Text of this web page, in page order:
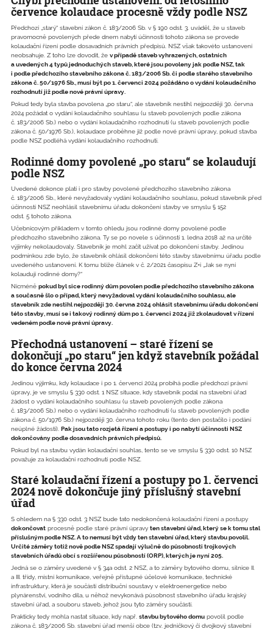
července kolaudace procesně vždy podle NSZ
Předchozí „starý“ stavební zákon č. 183/2006 Sb. v § 190 odst. 3. uváděl, že u staveb
pravomocně povolených přede dnem nabytí účinnosti tohoto zákona se provede
kolaudační řízení podle dosavadních právních předpisů. NSZ však takovéto ustanovení
neobsahuje. Z toho lze dovodit, že v případě staveb vyhrazených, ostatních
a uvedených 4 typů jednoduchých staveb, které jsou povoleny jak podle NSZ, tak
i podle předchozího stavebního zákona č. 183/2006 Sb. či podle starého stavebního
zákona č. 50/1976 Sb., musí být po 1. červenci 2024 požádáno o vydání kolaudačního
rozhodnutí již podle nové právní úpravy.
Pokud tedy byla stavba povolena „po staru“, ale stavebník nestihl nejpozději 30. června
2024 požádat o vydání kolaudačního souhlasu (u staveb povolených podle zákona
č. 183/2006 Sb.) nebo o vydání kolaudačního rozhodnutí (u staveb povolených podle
zákona č. 50/1976 Sb.), kolaudace proběhne již podle nové právní úpravy, pokud stavba
podle NSZ podléhá vydání kolaudačního rozhodnutí.
Rodinné domy povolené „po staru“ se kolaudují
podle NSZ
Uvedené dokonce platí i pro stavby povolené předchozího stavebního zákona
č. 183/2006 Sb., které nevyžadovaly vydání kolaudačního souhlasu, pokud stavebník před
účinností NSZ neohlásil stavebnímu úřadu dokončení stavby ve smyslu § 152
odst. 5 tohoto zákona.
Učebnicovým příkladem v tomto ohledu jsou rodinné domy povolené podle
předchozího stavebního zákona. Ty se po novele s účinností 1. ledna 2018 až na určité
výjimky nekolaudovaly. Stavebník je mohl začít užívat po dokončení stavby. Jedinou
podmínkou zde bylo, že stavebník ohlásil dokončení této stavby stavebnímu úřadu podle
uvedeného ustanovení. K tomu blíže článek v č. 2/2021 časopisu Z+i „Jak se nyní
kolaudují rodinné domy?“
Nicméně pokud byl sice rodinný dům povolen podle předchozího stavebního zákona
a současně šlo o případ, který nevyžadoval vydání kolaudačního souhlasu, ale
stavebník zde nestihl nejpozději 30. června 2024 ohlásit stavebnímu úřadu dokončení
této stavby, musí se i takový rodinný dům po 1. červenci 2024 již zkolaudovat v řízení
vedeném podle nové právní úpravy.
Přechodná ustanovení – staré řízení se
dokončují „po staru“ jen když stavebník požádal
do konce června 2024
Jedinou výjimku, kdy kolaudace i po 1. červenci 2024 probíhá podle předchozí právní
úpravy, je ve smyslu § 330 odst. 1 NSZ situace, kdy stavebník podal na stavební úřad
žádost o vydání kolaudačního souhlasu (u staveb povolených podle zákona
č. 183/2006 Sb.) nebo o vydání kolaudačního rozhodnutí (u staveb povolených podle
zákona č. 50/1976 Sb.) nejpozději 30. června tohoto roku (tento den postačilo i podání
neúplné žádosti). Pak jsou tato rozjetá řízení a postupy i po nabytí účinnosti NSZ
dokončovány podle dosavadních právních předpisů.
Pokud byl na stavbu vydán kolaudační souhlas, tento se ve smyslu § 330 odst. 10 NSZ
považuje za kolaudační rozhodnutí podle NSZ.
Staré kolaudační řízení a postupy po 1. červenci
2024 nově dokončuje jiný příslušný stavební
úřad
S ohledem na § 330 odst. 3 NSZ bude tato nedokončená kolaudační řízení a postupy
dokončovat procesně podle staré právní úpravy ten stavební úřad, který se k tomu stal
příslušným podle NSZ. A to nemusí být vždy ten stavební úřad, který stavbu povolil.
Určité záměry totiž nově podle NSZ spadají výlučně do působnosti trojkových
stavebních úřadů obcí s rozšířenou působností (ORP), kterých je nyní 205.
Jedná se o záměry uvedené v § 34a odst. 2 NSZ, a to záměry bytového domu, silnice II.
a III. třídy, místní komunikace, veřejně přístupné účelové komunikace, technické
infrastruktury, která je součástí distribuční soustavy v elektroenergetice nebo
plynárenství, vodního díla, u něhož nevykonává působnost stavebního úřadu krajský
stavební úřad, a souboru staveb, jehož jsou tyto záměry součástí.
Prakticky tedy mohla nastat situace, kdy např. stavbu bytového domu povolil podle
zákona č. 183/2006 Sb. stavební úřad menší obce (tzv. jedničkový či dvojkový stavební